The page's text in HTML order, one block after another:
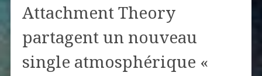
Attachment Theory
partagent un nouveau
single atmosphérique «